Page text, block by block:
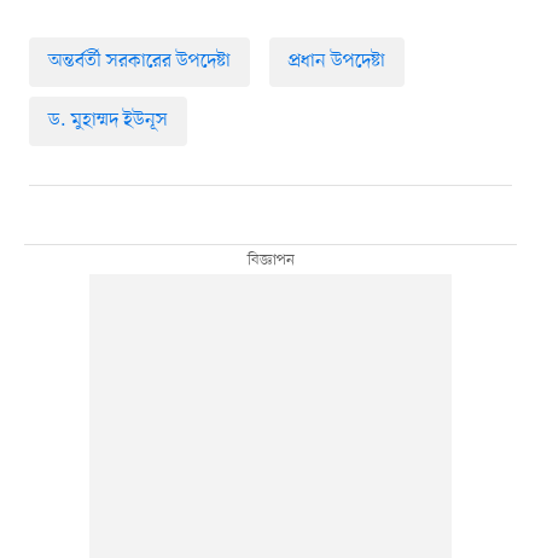
অন্তর্বর্তী সরকারের উপদেষ্টা প্রধান উপদেষ্টা
ড. মুহাম্মদ ইউনূস